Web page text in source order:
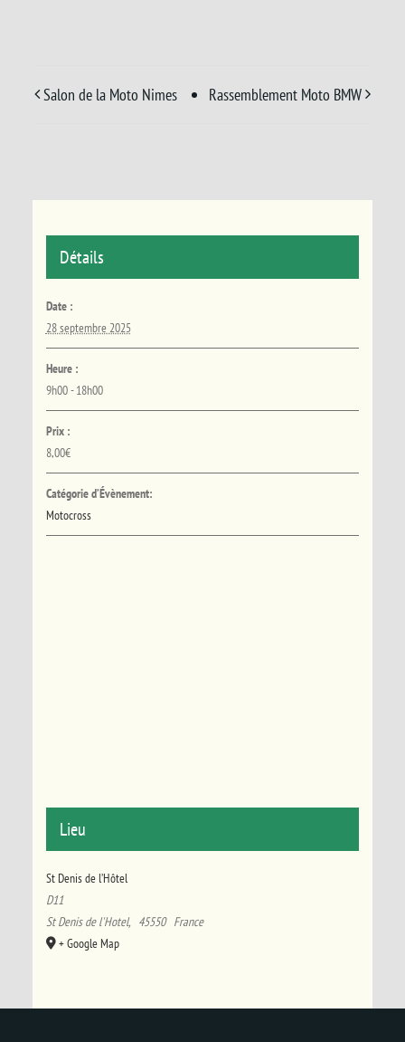
Salon de la Moto Nimes Rassemblement Moto BMW
Détails
Date :
28 septembre 2025
Heure :
9h00 - 18h00
Prix :
8,00€
Catégorie d’Évènement:
Motocross
Lieu
St Denis de l’Hôtel
D11
St Denis de l'Hotel, 45550 France
+ Google Map